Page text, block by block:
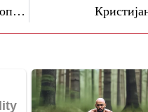
Врие во Англија во борбата за Европа и опстанок во Премиер лигата